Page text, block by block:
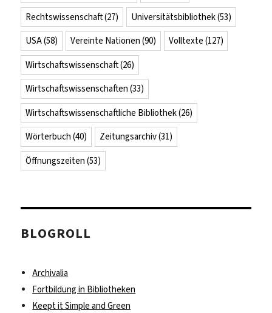
Rechtswissenschaft(27) Universitätsbibliothek(53)
USA(58) Vereinte Nationen (90) Volltexte (127)
Wirtschaftswissenschaft(26)
Wirtschaftswissenschaften (33)
Wirtschaftswissenschaftliche Bibliothek(26)
Wörterbuch (40) Zeitungsarchiv(31)
Öffnungszeiten (53)
BLOGROLL
Archivalia
Fortbildung in Bibliotheken
Keept it Simple and Green